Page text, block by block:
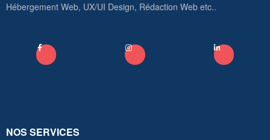
Hébergement Web, UX/UI Design, Rédaction Web etc..
NOS SERVICES